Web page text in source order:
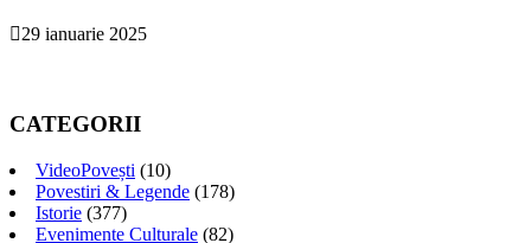
29 ianuarie 2025
CATEGORII
VideoPovești (10)
Povestiri & Legende (178)
Istorie (377)
Evenimente Culturale (82)